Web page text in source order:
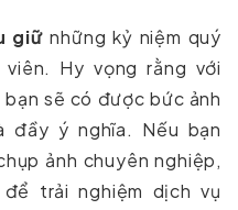
giữ những kỷ niệm quý
Hy vọng rằng với
sẽ có được bức ảnh
đầy ý nghĩa. Nếu bạn
ảnh chuyên nghiệp,
trải nghiệm dịch vụ